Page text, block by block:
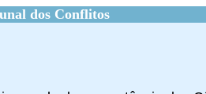
dos Conflitos